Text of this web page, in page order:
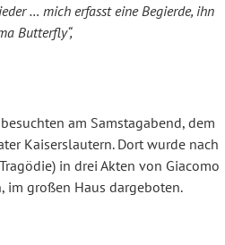
… mich erfasst eine Begierde, ihn
Butterfly“,
am Samstagabend, dem
Kaiserslautern. Dort wurde nach
in drei Akten von Giacomo
im großen Haus dargeboten.